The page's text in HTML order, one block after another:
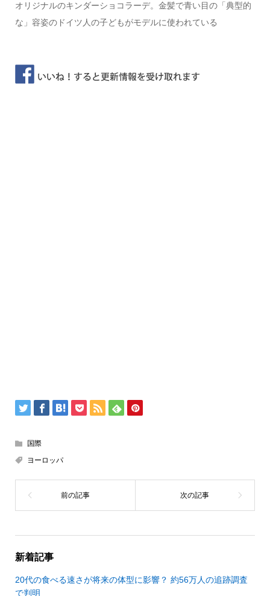
オリジナルのキンダーショコラーデ。金髪で青い目の「典型的
な」容姿のドイツ人の子どもがモデルに使われている
国際
ヨーロッパ
新着記事
20代の食べる速さが将来の体型に影響？ 約56万人の追跡調査
で判明